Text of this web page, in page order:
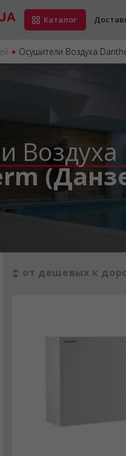
Каталог
Осушители Воздуха
Воздуха
от дешевых к